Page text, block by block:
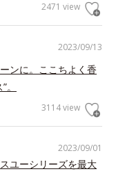
2471 view
2023/09/13
ンに。ここちよく香
3114 view
2023/09/01
ユーシリーズを最大